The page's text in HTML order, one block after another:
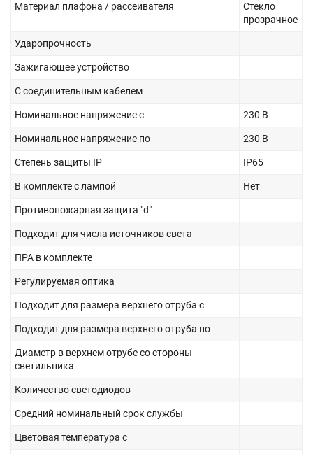
Материал плафона / рассеивателя
Стекло
прозрачное
Ударопрочность
Зажигающее устройство
С соединительным кабелем
Номинальное напряжение с 230 В
Номинальное напряжение по 230 В
Степень защиты IP IP65
В комплекте с лампой Нет
Противопожарная защита "d"
Подходит для числа источников света
ПРА в комплекте
Регулируемая оптика
Подходит для размера верхнего отруба с
Подходит для размера верхнего отруба по
Диаметр в верхнем отрубе со стороны
светильника
Количество светодиодов
Средний номинальный срок службы
Цветовая температура с